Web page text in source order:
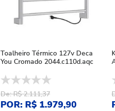
Toalheiro Térmico 127v Deca
You Cromado 2044.c110d.aqc
De: R$ 2.111,37
POR: R$ 1.979,90